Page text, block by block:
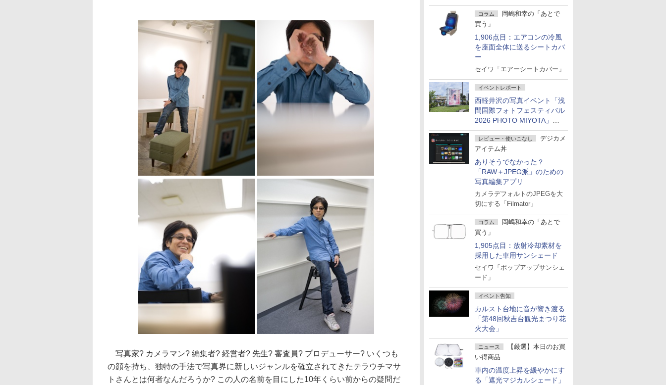
コラム
岡嶋和幸の「あとで
買う」
1,906点目：エアコンの冷風
を座面全体に送るシートカバ
ー
セイワ「エアーシートカバー」
イベントレポート
西軽井沢の写真イベント「浅
間国際フォトフェスティバル
2026 PHOTO MIYOTA」が
開幕
レビュー・使いこなし
デジカメ
アイテム丼
ありそうでなかった？
「RAW＋JPEG派」のための
写真編集アプリ
カメラデフォルトのJPEGを大
切にする「Filmator」
コラム
岡嶋和幸の「あとで
買う」
1,905点目：放射冷却素材を
採用した車用サンシェード
セイワ「ポップアップサンシェ
ード」
イベント告知
カルスト台地に音が響き渡る
「第48回秋吉台観光まつり花
火大会」
ニュース
【厳選】本日のお買
い得商品
車内の温度上昇を緩やかにす
る「遮光マジカルシェード」
写真家? カメラマン? 編集者? 経営者? 先生? 審査員? プロデューサー? いくつも
の顔を持ち、独特の手法で写真界に新しいジャンルを確立されてきたテラウチマサ
トさんとは何者なんだろうか? この人の名前を目にした10年くらい前からの疑問だ